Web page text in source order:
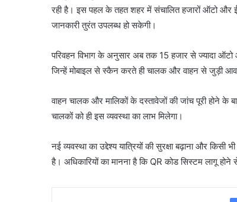
रही है। इस पहल के तहत शहर में संचालित हजारों ऑटो और
जानकारी तुरंत उपलब्ध हो सकेगी।
परिवहन विभाग के अनुसार अब तक 15 हजार से ज्यादा ऑटो
जिन्हें मोबाइल से स्कैन करते ही चालक और वाहन से जुड़ी
वाहन चालक और मालिकों के दस्तावेजों की जांच पूरी होने के
चालकों को ही इस व्यवस्था का लाभ मिलेगा।
नई व्यवस्था का उद्देश्य यात्रियों की सुरक्षा बढ़ाना और
है। अधिकारियों का मानना है कि QR कोड सिस्टम लागू